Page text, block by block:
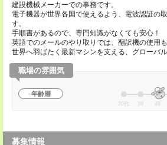
建設機械メーカーでの事務です。
電子機器が世界各国で使えるよう、電波認証の
す。
手順書があるので、専門知識がなくても安心！
英語でのメールのやり取りでは、翻訳機の使用も
世界へ羽ばたく最新マシンを支える、グローバル
職場の雰囲気
年齢層
20代 30 40
募集情報